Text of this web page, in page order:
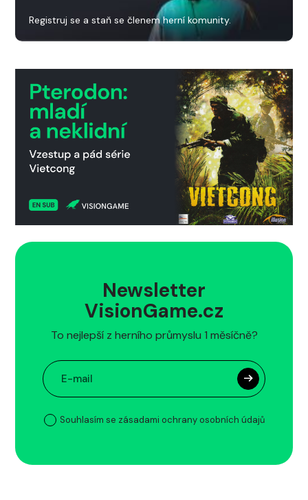
Registruj se a staň se členem herní komunity.
Newsletter
VisionGame.cz
To nejlepší z herního průmyslu 1 měsíčně?
Souhlasím se zásadami ochrany osobních údajů